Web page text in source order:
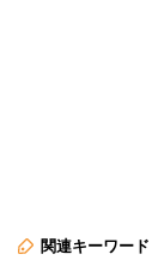
関連キーワード